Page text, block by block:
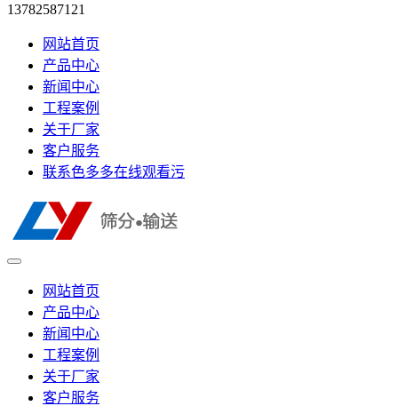
13782587121
网站首页
产品中心
新闻中心
工程案例
关于厂家
客户服务
联系色多多在线观看污
网站首页
产品中心
新闻中心
工程案例
关于厂家
客户服务